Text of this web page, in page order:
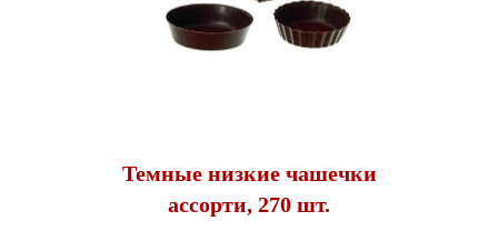
Темные низкие чашечки
ассорти, 270 шт.